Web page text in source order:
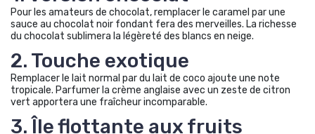
Pour les amateurs de chocolat, remplacer le caramel par une
sauce au chocolat noir fondant fera des merveilles. La richesse
du chocolat sublimera la légèreté des blancs en neige.
2. Touche exotique
Remplacer le lait normal par du lait de coco ajoute une note
tropicale. Parfumer la crème anglaise avec un zeste de citron
vert apportera une fraîcheur incomparable.
3. Île flottante aux fruits